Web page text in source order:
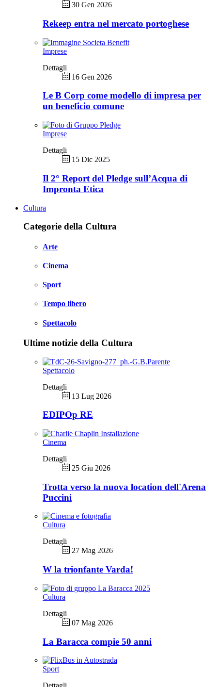
30 Gen 2026
Rekeep entra nel mercato portoghese
Imprese
Dettagli
16 Gen 2026
Le B Corp come modello di impresa per
un beneficio comune
Imprese
Dettagli
15 Dic 2025
Il 2° Report del Pledge sull’Acqua di
Impronta Etica
Cultura
Categorie della Cultura
Arte
Cinema
Sport
Tempo libero
Spettacolo
Ultime notizie della Cultura
Spettacolo
Dettagli
13 Lug 2026
EDIPOp RE
Cinema
Dettagli
25 Giu 2026
Trotta verso la nuova location dell'Arena
Puccini
Cultura
Dettagli
27 Mag 2026
W la trionfante Varda!
Cultura
Dettagli
07 Mag 2026
La Baracca compie 50 anni
Sport